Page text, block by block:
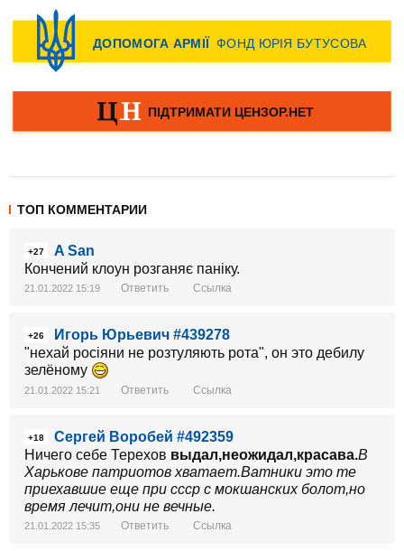
ТОП КОММЕНТАРИИ
+27
A San
Кончений клоун розганяє паніку.
21.01.2022 15:19 Ответить Ссылка
+26
Игорь Юрьевич #439278
"нехай росіяни не розтуляють рота", он это дебилу
зелёному
21.01.2022 15:21 Ответить Ссылка
+18
Сергей Воробей #492359
Ничего себе Терехов выдал,неожидал,красава.В
Харькове патриотов хватает.Ватники это те
приехавшие еще при ссср с мокшанских болот,но
время лечит,они не вечные.
21.01.2022 15:35 Ответить Ссылка